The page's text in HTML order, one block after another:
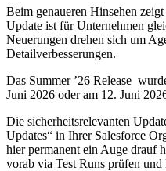
Beim genaueren Hinsehen
Update ist für Unternehmen
Neuerungen drehen sich um
Detailverbesserungen.
Das Summer ’26 Release
Juni 2026 oder am 12. Juni
Die sicherheitsrelevanten
Updates“ in Ihrer Salesforce
hier permanent ein Auge drauf
vorab via Test Runs prüfen